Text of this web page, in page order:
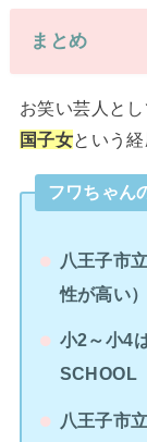
まとめ
お笑い芸人と
国子女という経
フワちゃん
八王子市
性が高い）
小2～小4
SCHOOL
八王子市